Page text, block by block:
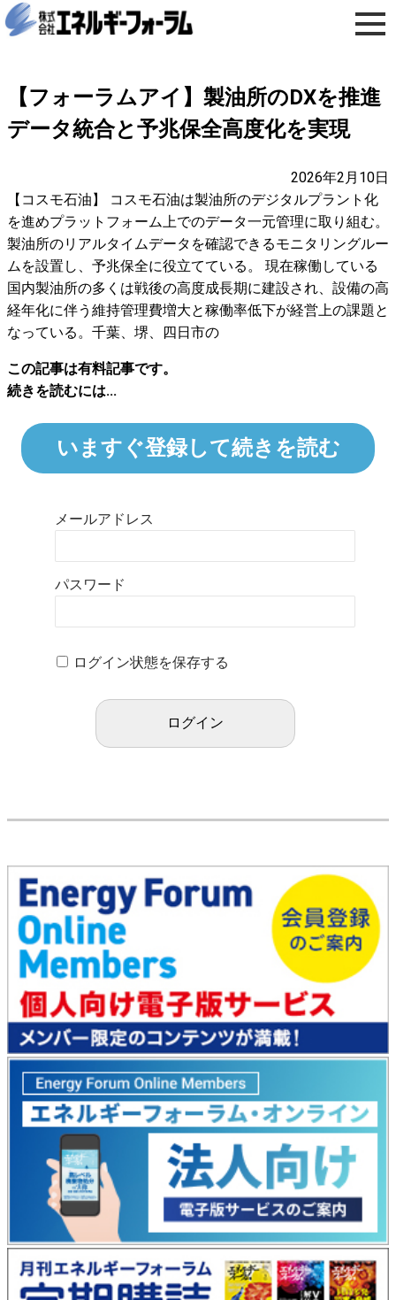
【フォーラムアイ】製油所のDXを推進
データ統合と予兆保全高度化を実現
2026年2月10日
【コスモ石油】 コスモ石油は製油所のデジタルプラント化
を進めプラットフォーム上でのデータ一元管理に取り組む。
製油所のリアルタイムデータを確認できるモニタリングルー
ムを設置し、予兆保全に役立てている。 現在稼働している
国内製油所の多くは戦後の高度成長期に建設され、設備の高
経年化に伴う維持管理費増大と稼働率低下が経営上の課題と
なっている。千葉、堺、四日市の
この記事は有料記事です。
続きを読むには...
いますぐ登録して続きを読む
メールアドレス
パスワード
ログイン状態を保存する